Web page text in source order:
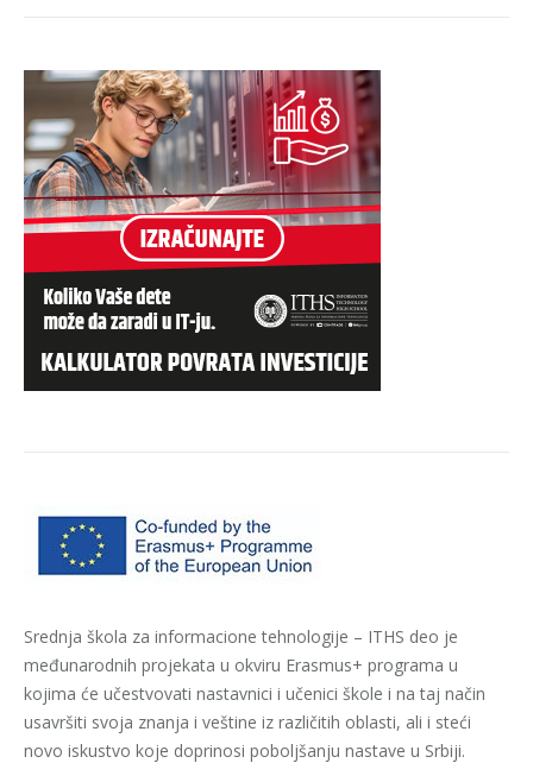
Srednja škola za informacione tehnologije – ITHS deo je
međunarodnih projekata u okviru Erasmus+ programa u
kojima će učestvovati nastavnici i učenici škole i na taj način
usavršiti svoja znanja i veštine iz različitih oblasti, ali i steći
novo iskustvo koje doprinosi poboljšanju nastave u Srbiji.